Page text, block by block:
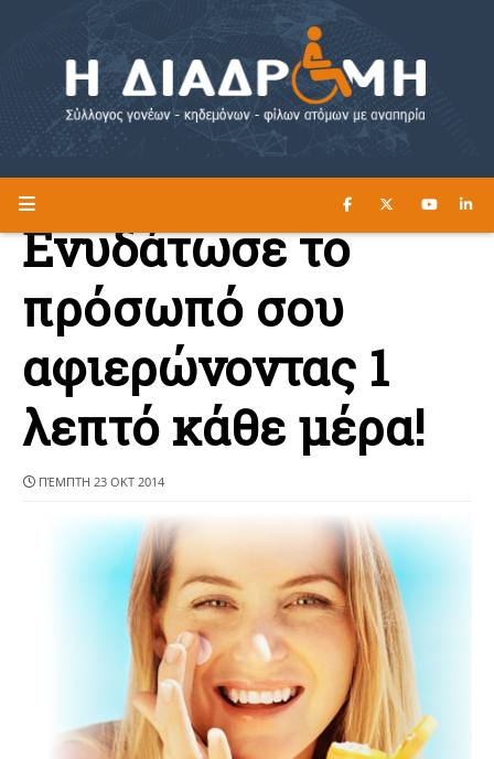
Η ΔΙΑΔΡΟΜΗ ΔΙΑΒΑΣΤΕ ΕΔΩ ►
Ενυδάτωσε το
πρόσωπό σου
αφιερώνοντας 1
λεπτό κάθε μέρα!
ΠΈΜΠΤΗ 23 ΟΚΤ 2014